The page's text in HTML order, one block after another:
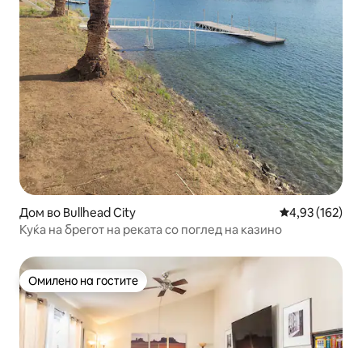
Дом во Bullhead City Просечна
4,93 (162)
Куќа на брегот на реката со поглед на казино
Омилено на гостите
Омилено на гостите